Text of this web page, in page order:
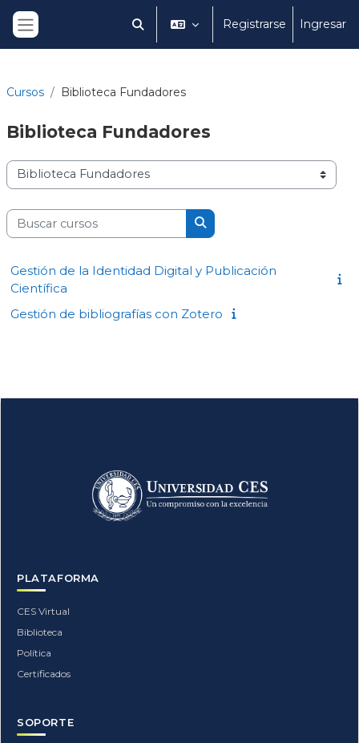
Panel lateral
Selector de búsqueda de entrada
Registrarse Ingresar
Cursos Biblioteca Fundadores
Biblioteca Fundadores
Categorías
Buscar cursos
Buscar cursos
Gestión de la Identidad Digital y Publicación
Científica
Gestión de bibliografías con Zotero
Bloques
PLATAFORMA
CES Virtual
Biblioteca
Política
Certificados
SOPORTE